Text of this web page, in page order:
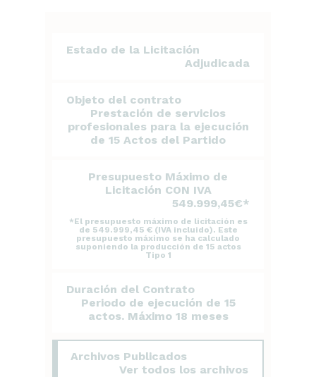
Estado de la Licitación
Adjudicada
Objeto del contrato
Prestación de servicios
profesionales para la ejecución
de 15 Actos del Partido
Presupuesto Máximo de
Licitación CON IVA
549.999,45€*
*El presupuesto máximo de licitación es
de 549.999,45 € (IVA incluido). Este
presupuesto máximo se ha calculado
suponiendo la producción de 15 actos
Tipo 1
Duración del Contrato
Periodo de ejecución de 15
actos. Máximo 18 meses
Archivos Publicados
Ver todos los archivos